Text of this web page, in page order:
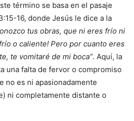
término se basa en el pasaje
16, donde Jesús le dice a la
tus obras, que ni eres frío ni
o caliente! Pero por cuanto eres
te vomitaré de mi boca”. Aquí, la
una falta de fervor o compromiso
no es ni apasionadamente
ni completamente distante o